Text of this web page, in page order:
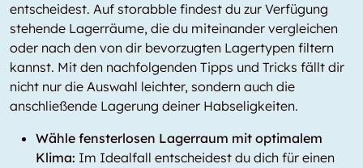
entscheidest. Auf storabble findest du zur Verfügung
stehende Lagerräume, die du miteinander vergleichen
oder nach den von dir bevorzugten Lagertypen filtern
kannst. Mit den nachfolgenden Tipps und Tricks fällt dir
nicht nur die Auswahl leichter, sondern auch die
anschließende Lagerung deiner Habseligkeiten.
Wähle fensterlosen Lagerraum mit optimalem
Klima: Im Idealfall entscheidest du dich für einen